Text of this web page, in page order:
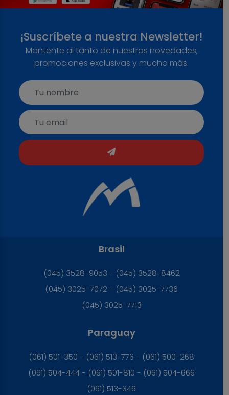
¡Suscríbete a nuestra Newsletter!
Mantente al tanto de nuestras novedades,
promociones exclusivas y mucho más.
Brasil
(045) 3528-9053 - (045) 3528-8462
(045) 3025-7072 - (045) 3025-7736
(045) 3025-7713
Paraguay
(061) 501-350 - (061) 513-776 - (061) 500-268
(061) 504-444 - (061) 501-810 - (061) 504-666
(061) 513-346